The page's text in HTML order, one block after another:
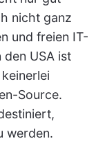
nicht ganz
und freien IT-
USA ist
Source.
werden.